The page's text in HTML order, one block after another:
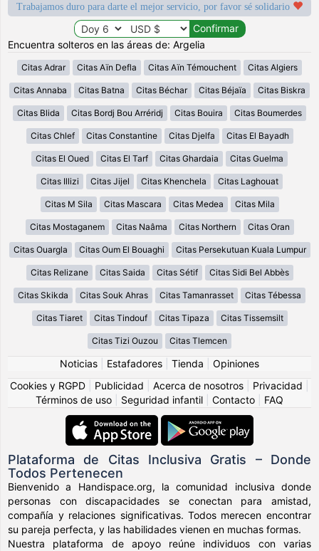
Trabajamos duro para darte el mejor servicio, por favor sé solidario
Encuentra solteros en las áreas de: Argelia
Citas Adrar Citas Aïn Defla Citas Aïn Témouchent Citas Algiers
Citas Annaba Citas Batna Citas Béchar Citas Béjaïa Citas Biskra
Citas Blida Citas Bordj Bou Arréridj Citas Bouira Citas Boumerdes
Citas Chlef Citas Constantine Citas Djelfa Citas El Bayadh
Citas El Oued Citas El Tarf Citas Ghardaia Citas Guelma
Citas Illizi Citas Jijel Citas Khenchela Citas Laghouat
Citas M Sila Citas Mascara Citas Medea Citas Mila
Citas Mostaganem Citas Naâma Citas Northern Citas Oran
Citas Ouargla Citas Oum El Bouaghi Citas Persekutuan Kuala Lumpur
Citas Relizane Citas Saida Citas Sétif Citas Sidi Bel Abbès
Citas Skikda Citas Souk Ahras Citas Tamanrasset Citas Tébessa
Citas Tiaret Citas Tindouf Citas Tipaza Citas Tissemsilt
Citas Tizi Ouzou Citas Tlemcen
Noticias Estafadores Tienda
Opiniones
Cookies y RGPD
Publicidad Acerca de nosotros Privacidad
Términos de uso
Seguridad infantil Contacto FAQ
Plataforma de Citas Inclusiva Gratis – Donde
Todos Pertenecen
Bienvenido a Handispace.org, la comunidad inclusiva donde
personas con discapacidades se conectan para amistad,
compañía y relaciones significativas. Todos merecen encontrar
su pareja perfecta, y las habilidades vienen en muchas formas.
Nuestra plataforma de apoyo reúne individuos con varias